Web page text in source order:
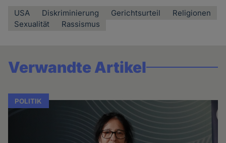
USA Diskriminierung Gerichtsurteil
Religionen
Sexualität
Rassismus
Verwandte Artikel
POLITIK